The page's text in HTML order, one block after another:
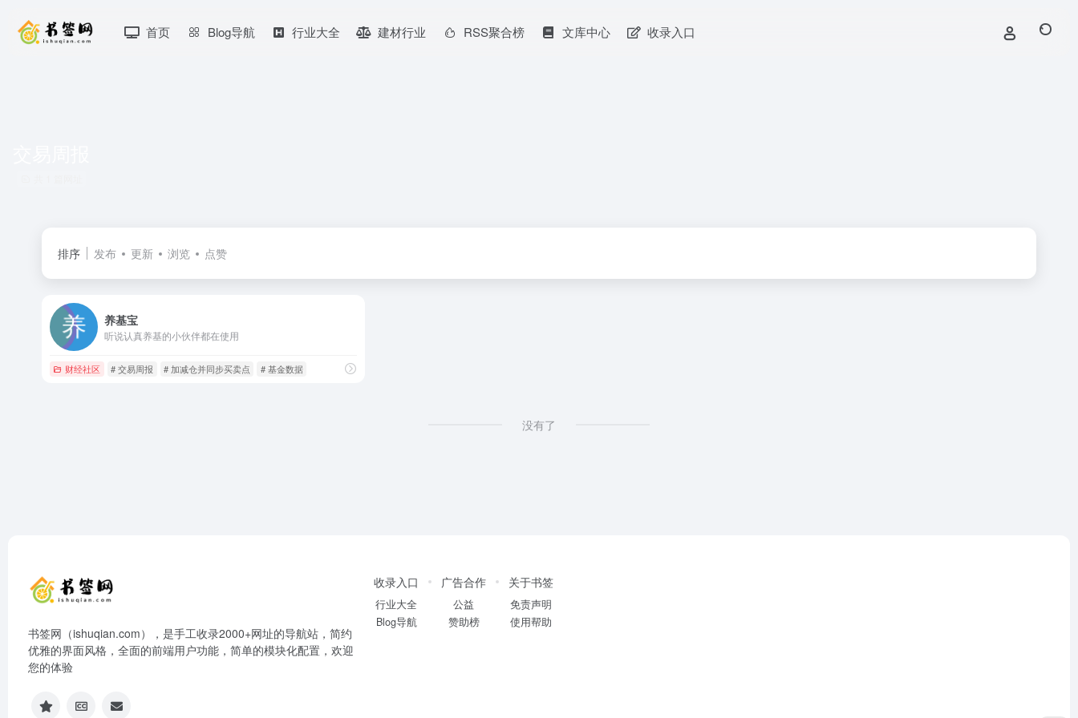
首页 Blog导航 行业大全 建材行业 RSS聚合榜 文库中心 收录入口
排序 发布 更新 浏览 点赞
养基宝
听说认真养基的小伙伴都在使用
财经社区 # 交易周报 # 加减仓并同步买卖点 # 基金数据
没有了
书签网（ishuqian.com），是手工收录2000+网址的导航站，简约
优雅的界面风格，全面的前端用户功能，简单的模块化配置，欢迎
您的体验
收录入口
行业大全
Blog导航
广告合作
公益
赞助榜
关于书签
免责声明
使用帮助